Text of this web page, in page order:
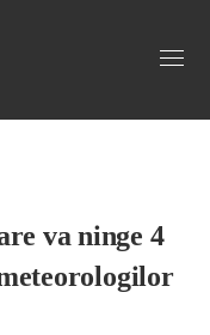
va ninge 4